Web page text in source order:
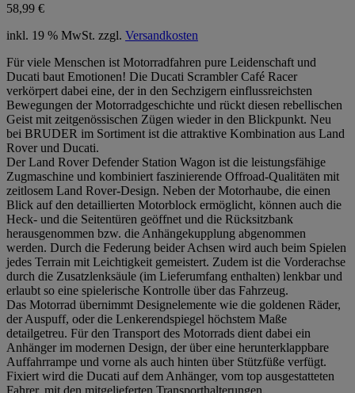
58,99 €
inkl. 19 % MwSt. zzgl. Versandkosten
Für viele Menschen ist Motorradfahren pure Leidenschaft und
Ducati baut Emotionen! Die Ducati Scrambler Café Racer
verkörpert dabei eine, der in den Sechzigern einflussreichsten
Bewegungen der Motorradgeschichte und rückt diesen rebellischen
Geist mit zeitgenössischen Zügen wieder in den Blickpunkt. Neu
bei BRUDER im Sortiment ist die attraktive Kombination aus Land
Rover und Ducati.
Der Land Rover Defender Station Wagon ist die leistungsfähige
Zugmaschine und kombiniert faszinierende Offroad-Qualitäten mit
zeitlosem Land Rover-Design. Neben der Motorhaube, die einen
Blick auf den detaillierten Motorblock ermöglicht, können auch die
Heck- und die Seitentüren geöffnet und die Rücksitzbank
herausgenommen bzw. die Anhängekupplung abgenommen
werden. Durch die Federung beider Achsen wird auch beim Spielen
jedes Terrain mit Leichtigkeit gemeistert. Zudem ist die Vorderachse
durch die Zusatzlenksäule (im Lieferumfang enthalten) lenkbar und
erlaubt so eine spielerische Kontrolle über das Fahrzeug.
Das Motorrad übernimmt Designelemente wie die goldenen Räder,
der Auspuff, oder die Lenkerendspiegel höchstem Maße
detailgetreu. Für den Transport des Motorrads dient dabei ein
Anhänger im modernen Design, der über eine herunterklappbare
Auffahrrampe und vorne als auch hinten über Stützfüße verfügt.
Fixiert wird die Ducati auf dem Anhänger, vom top ausgestatteten
Fahrer, mit den mitgelieferten Transporthalterungen.